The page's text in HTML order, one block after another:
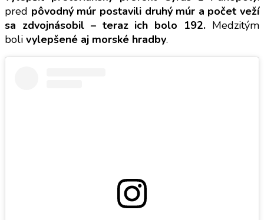
pred pôvodný múr postavili druhý múr a počet veží
sa zdvojnásobil – teraz ich bolo 192. Medzitým
boli vylepšené aj morské hradby.